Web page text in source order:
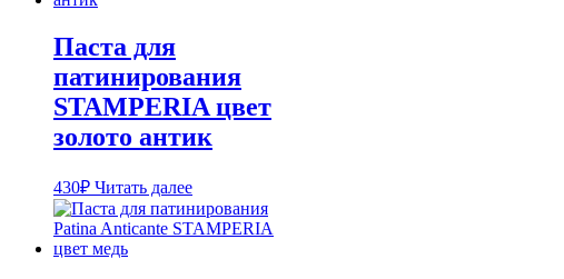
Паста для
патинирования
STAMPERIA цвет
золото антик
430₽ Читать далее